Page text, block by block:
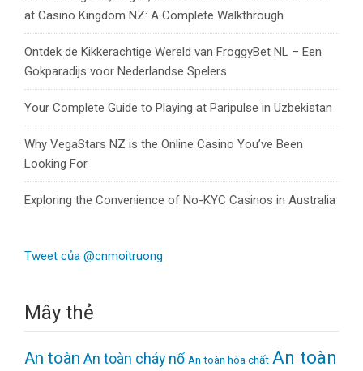
at Casino Kingdom NZ: A Complete Walkthrough
Ontdek de Kikkerachtige Wereld van FroggyBet NL – Een
Gokparadijs voor Nederlandse Spelers
Your Complete Guide to Playing at Paripulse in Uzbekistan
Why VegaStars NZ is the Online Casino You’ve Been
Looking For
Exploring the Convenience of No-KYC Casinos in Australia
Tweet của @cnmoitruong
Mây thẻ
An toàn An toàn cháy nổ An toàn hóa chất An toàn